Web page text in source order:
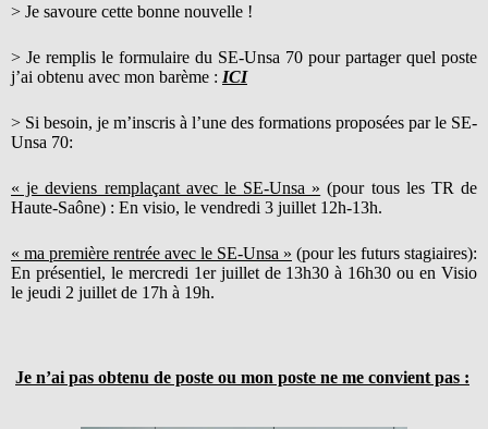
> Je savoure cette bonne nouvelle !
> Je remplis le formulaire du SE-Unsa 70 pour partager quel poste
j’ai obtenu avec mon barème : ICI
> Si besoin, je m’inscris à l’une des formations proposées par le SE-
Unsa 70:
« je deviens remplaçant avec le SE-Unsa » (pour tous les TR de
Haute-Saône) : En visio, le vendredi 3 juillet 12h-13h.
« ma première rentrée avec le SE-Unsa » (pour les futurs stagiaires):
En présentiel, le mercredi 1er juillet de 13h30 à 16h30 ou en Visio
le jeudi 2 juillet de 17h à 19h.
Je n’ai pas obtenu de poste ou mon poste ne me convient pas :